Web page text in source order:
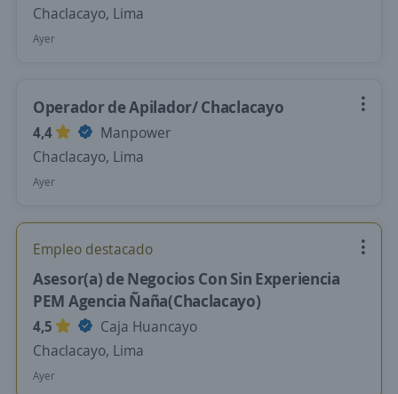
Chaclacayo, Lima
Ayer
Operador de Apilador/ Chaclacayo
4,4
Manpower
Chaclacayo, Lima
Ayer
Empleo destacado
Asesor(a) de Negocios Con Sin Experiencia
PEM Agencia Ñaña(Chaclacayo)
4,5
Caja Huancayo
Chaclacayo, Lima
Ayer